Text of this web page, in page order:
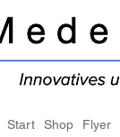
Start Shop Flyer